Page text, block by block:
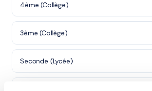
4ème (Collège)
3ème (Collège)
Seconde (Lycée)